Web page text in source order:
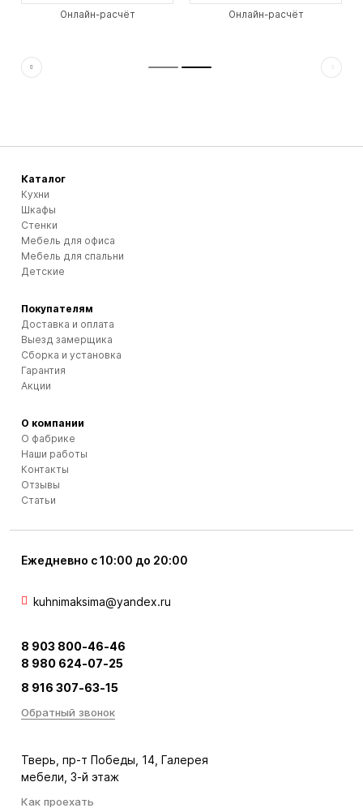
Онлайн-расчёт Онлайн-расчёт
Ежедневно с 10:00 до 20:00
kuhnimaksima@yandex.ru
8 903 800-46-46
8 980 624-07-25
8 916 307-63-15
Обратный звонок
Тверь, пр-т Победы, 14, Галерея
мебели, 3-й этаж
Как проехать
Каталог
Кухни
Шкафы
Стенки
Мебель для офиса
Мебель для спальни
Детские
Покупателям
Доставка и оплата
Выезд замерщика
Сборка и установка
Гарантия
Акции
О компании
О фабрике
Наши работы
Контакты
Отзывы
Статьи